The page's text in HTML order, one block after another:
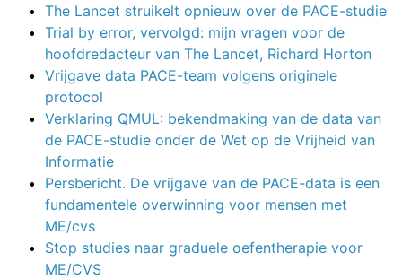
The Lancet struikelt opnieuw over de PACE-studie
Trial by error, vervolgd: mijn vragen voor de
hoofdredacteur van The Lancet, Richard Horton
Vrijgave data PACE-team volgens originele
protocol
Verklaring QMUL: bekendmaking van de data van
de PACE-studie onder de Wet op de Vrijheid van
Informatie
Persbericht. De vrijgave van de PACE-data is een
fundamentele overwinning voor mensen met
ME/cvs
Stop studies naar graduele oefentherapie voor
ME/CVS